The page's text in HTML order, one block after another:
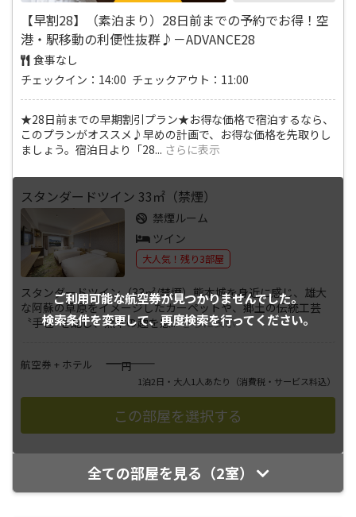
【早割28】（素泊まり）28日前までの予約でお得！空
港・駅移動の利便性抜群♪－ADVANCE28
食事なし
チェックイン：14:00 チェックアウト：11:00
★28日前までの早期割引プラン★お得な価格で宿泊するなら、
このプランがオススメ♪早めの計画で、お得な価格を先取りし
ましょう。宿泊日より「28... さらに表示
ご利用可能な航空券が見つかりませんでした。
検索条件を変更して、再度検索を行ってください。
スタンダードツイン 33㎡（禁煙）
禁煙ルーム
ツイン
大人気！残り3部屋
スタンダードツイン（33㎡/禁煙）熊本城を身近に感じ、雄大
な阿蘇の草原をイメージしたカーペットや、郷土の伝統工芸
〝手毬″を配し、熊本の趣を感...さらに表示
航空券 + ホテル ――――円
1泊2日・大人1人あたり （消費税・サービス料込）
全ての部屋を見る（2室）